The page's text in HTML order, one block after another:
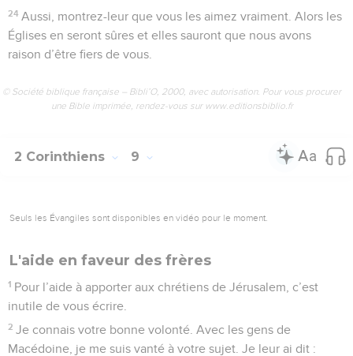
24 Aussi, montrez-leur que vous les aimez vraiment. Alors les
Églises en seront sûres et elles sauront que nous avons
raison d’être fiers de vous.
© Société biblique française – Bibli’O, 2000, avec autorisation. Pour vous procurer
une Bible imprimée, rendez-vous sur www.editionsbiblio.fr
2 Corinthiens 9
Seuls les Évangiles sont disponibles en vidéo pour le moment.
L'aide en faveur des frères
1 Pour l’aide à apporter aux chrétiens de Jérusalem, c’est
inutile de vous écrire.
2 Je connais votre bonne volonté. Avec les gens de
Macédoine, je me suis vanté à votre sujet. Je leur ai dit :